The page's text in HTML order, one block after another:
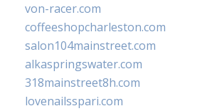
von-racer.com
coffeeshopcharleston.com
salon104mainstreet.com
alkaspringswater.com
318mainstreet8h.com
lovenailsspari.com